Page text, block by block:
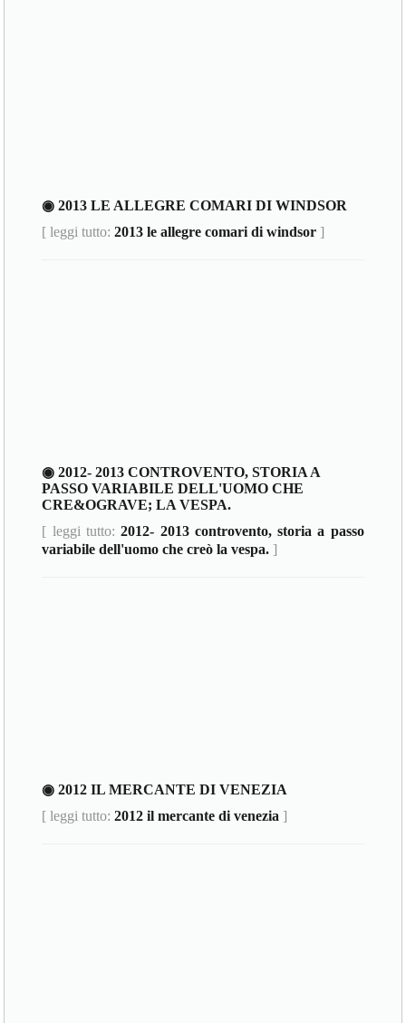
◉ 2013 LE ALLEGRE COMARI DI WINDSOR
[ leggi tutto:2013 le allegre comari di windsor ]
◉ 2012- 2013 CONTROVENTO, STORIA A
PASSO VARIABILE DELL'UOMO CHE
CRE&OGRAVE; LA VESPA.
[ leggi tutto:2012- 2013 controvento, storia a passo
variabile dell'uomo che creò la vespa. ]
◉ 2012 IL MERCANTE DI VENEZIA
[ leggi tutto:2012 il mercante di venezia ]